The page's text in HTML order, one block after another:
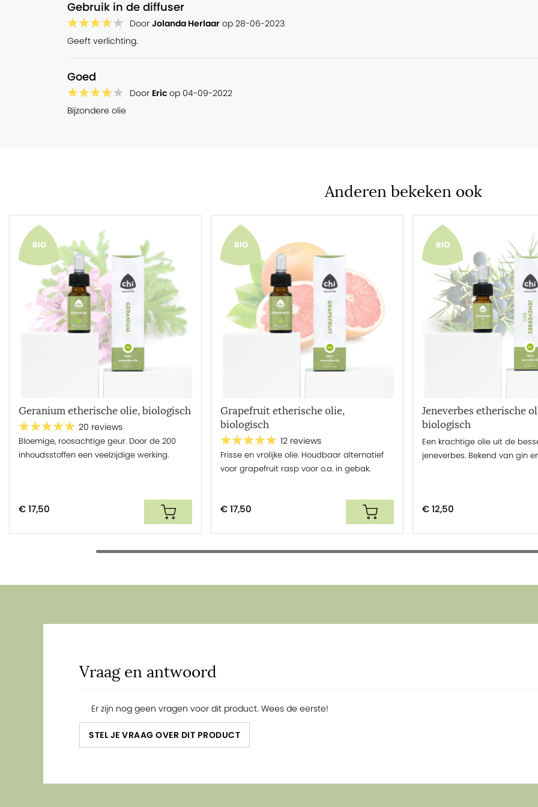
Gebruik in de diffuser
Door Jolanda Herlaar op 28-06-2023
Geeft verlichting.
Goed
Door Eric op 04-09-2022
Bijzondere olie
Anderen bekeken ook
BIO
Geranium etherische olie, biologisch
20 reviews
Bloemige, roosachtige geur. Door de 200
inhoudsstoffen een veelzijdige werking.
€ 17,50
BIO
Grapefruit etherische olie,
biologisch
12 reviews
Frisse en vrolijke olie. Houdbaar alternatief
voor grapefruit rasp voor o.a. in gebak.
€ 17,50
BIO
Jeneverbes etherische
biologisch
Een krachtige olie uit de
jeneverbes. Bekend van gin
€ 12,50
Vraag en antwoord
Er zijn nog geen vragen voor dit product. Wees de eerste!
STEL JE VRAAG OVER DIT PRODUCT